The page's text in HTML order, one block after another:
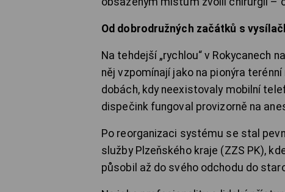
Od dobrodružných začátků s
Na tehdejší „rychlou“ v Rokycanech
něj vzpomínají jako na pionýra
dobách, kdy neexistovaly mobilní
dispečink fungoval provizorně na
Po reorganizaci systému se stal
služby Plzeňského kraje (ZZS PK),
působil až do svého odchodu do